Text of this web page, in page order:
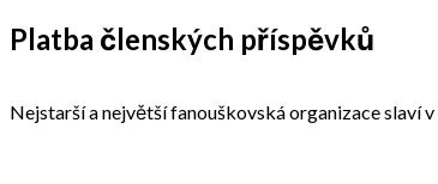
Platba členských příspěvků
Nejstarší a největší fanouškovská organizace slaví